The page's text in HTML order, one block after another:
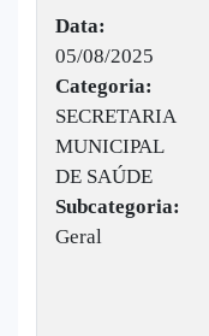
Data:
05/08/2025
Categoria:
SECRETARIA
MUNICIPAL
DE SAÚDE
Subcategoria:
Geral